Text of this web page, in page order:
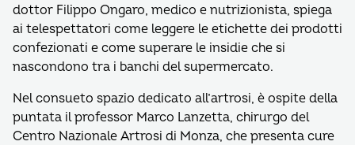
dottor Filippo Ongaro, medico e nutrizionista, spiega
ai telespettatori come leggere le etichette dei prodotti
confezionati e come superare le insidie che si
nascondono tra i banchi del supermercato.
Nel consueto spazio dedicato all’artrosi, è ospite della
puntata il professor Marco Lanzetta, chirurgo del
Centro Nazionale Artrosi di Monza, che presenta cure